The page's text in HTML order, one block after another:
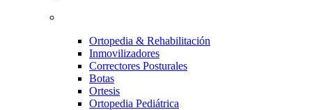
Ortopedia & Rehabilitación
Inmovilizadores
Correctores Posturales
Botas
Ortesis
Ortopedia Pediátrica